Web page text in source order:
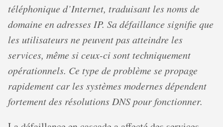
téléphonique d’Internet, traduisant les noms de
domaine en adresses IP. Sa défaillance signifie que
les utilisateurs ne peuvent pas atteindre les
services, même si ceux-ci sont techniquement
opérationnels. Ce type de problème se propage
rapidement car les systèmes modernes dépendent
fortement des résolutions DNS pour fonctionner.